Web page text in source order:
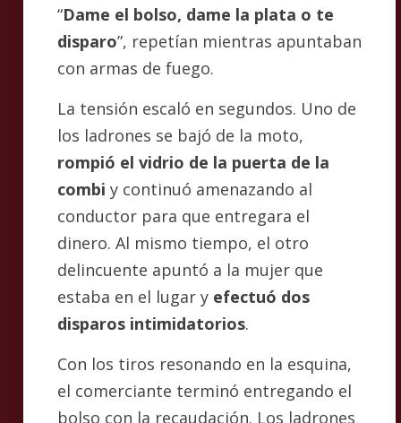
“Dame el bolso, dame la plata o te
disparo”, repetían mientras apuntaban
con armas de fuego.
La tensión escaló en segundos. Uno de
los ladrones se bajó de la moto,
rompió el vidrio de la puerta de la
combi y continuó amenazando al
conductor para que entregara el
dinero. Al mismo tiempo, el otro
delincuente apuntó a la mujer que
estaba en el lugar y efectuó dos
disparos intimidatorios.
Con los tiros resonando en la esquina,
el comerciante terminó entregando el
bolso con la recaudación. Los ladrones